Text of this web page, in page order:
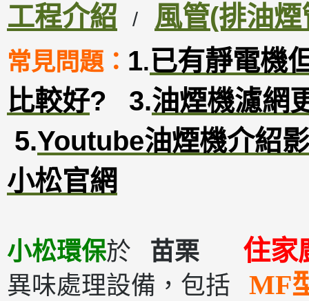
工程介紹
/ 風管(排油煙
常見問題： 1.已有靜電機
比較好? 3.油煙機濾網
5.Youtube油煙機介紹
小松官網
小松環保於 苗栗 住家
異味處理設備，包括 MF